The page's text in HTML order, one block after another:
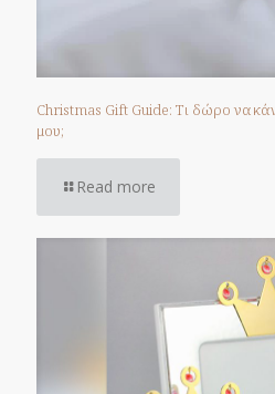
Christmas Gift Guide: Τι δώρο να
μου;
Read more